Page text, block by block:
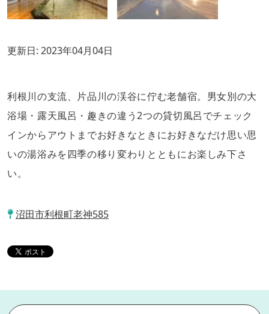
更新日: 2023年04月04日
利根川の支流、片品川の渓谷に佇む老舗宿。男女別の大
浴場・露天風呂・趣きの違う2つの貸切風呂でチェック
インからアウトまでお好きなときにお好きなだけ思い思
いの湯浴みを四季の移り変わりとともにお楽しみ下さ
い。
沼田市利根町老神585